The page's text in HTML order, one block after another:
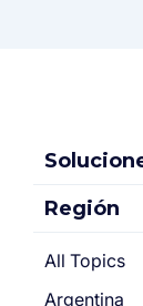
Región
All Topics
Argentina